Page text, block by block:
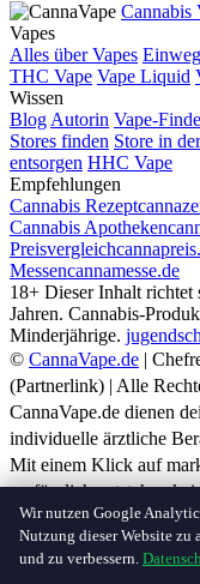
Cannabis
Vapes
Alles über Vapes
THC Vape Vape Liquid
Wissen
Blog Autorin Vape-
Stores finden Store in
entsorgen HHC Vape
Empfehlungen
Cannabis Rezept
Cannabis Apotheken
Preisvergleich
Messencannamesse.de
18+ Dieser Inhalt richtet
Jahren. Cannabis-
Minderjährige.
© CannaVape.de |
(Partnerlink) | Alle
CannaVape.de dienen
individuelle ärztliche
Mit einem Klick auf
— für dich entstehen
NEUE STORES
Berlin E-Smoke Store
Start Vapes
Wir nutzen Google
Nutzung dieser Website zu
und zu verbessern.